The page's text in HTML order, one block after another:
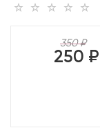
350 ₽
250 ₽